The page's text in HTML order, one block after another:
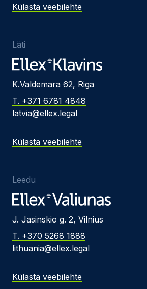
Külasta veebilehte
Läti
K.Valdemara 62, Riga
T. +371 6781 4848
latvia@ellex.legal
Külasta veebilehte
Leedu
J. Jasinskio g. 2, Vilnius
T. +370 5268 1888
lithuania@ellex.legal
Külasta veebilehte